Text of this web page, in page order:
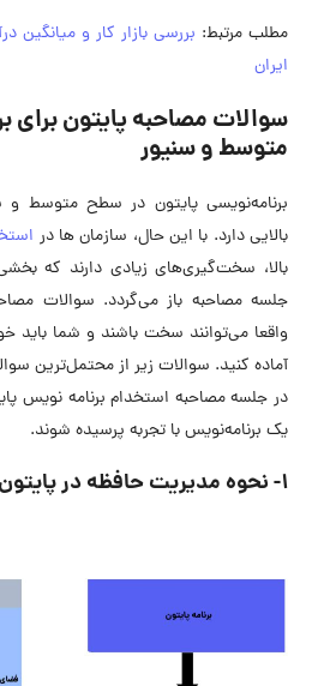
مطلب مرتبط: بررسی بازار کار و میانگین
ایران
سوالات مصاحبه پایتون برای
متوسط و سنیور
برنامه‌نویسی پایتون در سطح متوسط و
بالایی دارد. با این حال، سازمان ها در
بالا، سخت‌گیری‌های زیادی دارند که
جلسه مصاحبه باز می‌گردد. سوالات
واقعا می‌توانند سخت باشند و شما باید
آماده کنید. سوالات زیر از محتمل‌ترین
در جلسه مصاحبه استخدام برنامه نویس
یک برنامه‌نویس با تجربه پرسیده شوند.
۱- نحوه مدیریت حافظه در پایتون چگونه است؟